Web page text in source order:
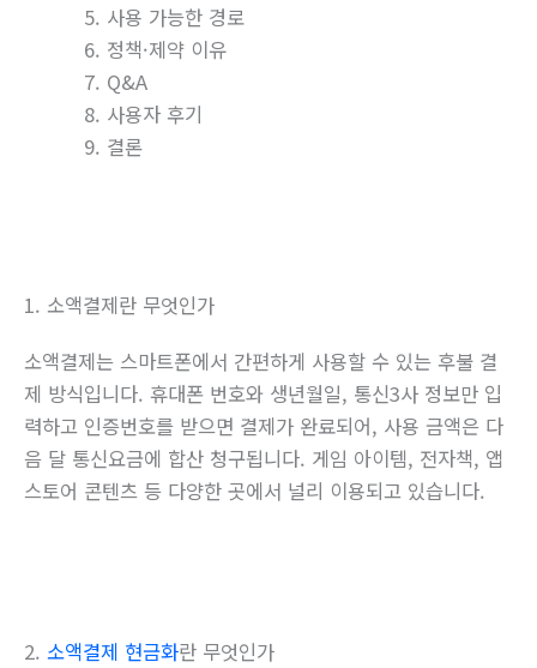
사용 가능한 경로
정책·제약 이유
Q&A
사용자 후기
결론
1. 소액결제란 무엇인가
소액결제는 스마트폰에서 간편하게 사용할 수 있는 후불 결
제 방식입니다. 휴대폰 번호와 생년월일, 통신3사 정보만 입
력하고 인증번호를 받으면 결제가 완료되어, 사용 금액은 다
음 달 통신요금에 합산 청구됩니다. 게임 아이템, 전자책, 앱
스토어 콘텐츠 등 다양한 곳에서 널리 이용되고 있습니다.
2. 소액결제 현금화란 무엇인가